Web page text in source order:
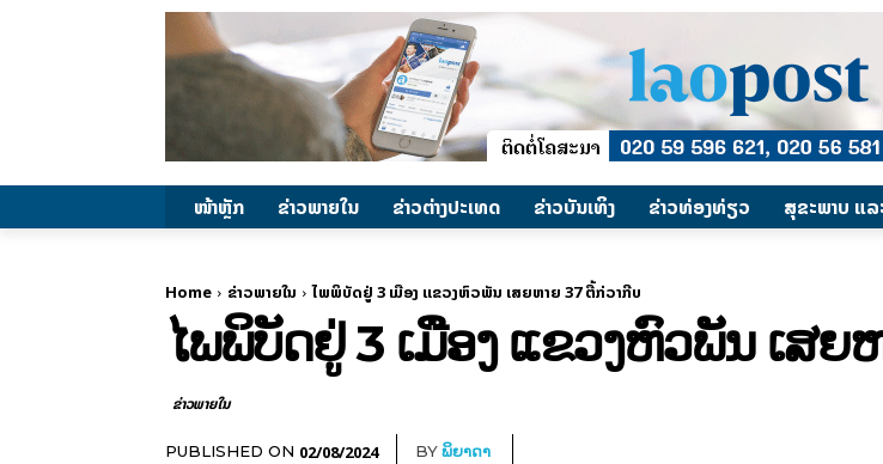
ໜ້າຫຼັກ ຂ່າວພາຍ​ໃນ ຂ່າວຕ່າງປະເທດ ​ຂ່າວບັນເທິງ ​ຂ່າວທ່ອງທ່ຽວ ສຸຂະພາບ ແ
Home ຂ່າວພາຍ​ໃນ ໄພພິບັດຢູ່ 3 ເມືອງ ແຂວງຫົວພັນ ເສຍຫາຍ 37 ຕື້ກ່ວາກີບ
ໄພພິບັດຢູ່ 3 ເມືອງ ແຂວງຫົວພັນ ເສຍ
ຂ່າວພາຍ​ໃນ
PUBLISHED ON 02/08/2024 BYພິຍາດາ